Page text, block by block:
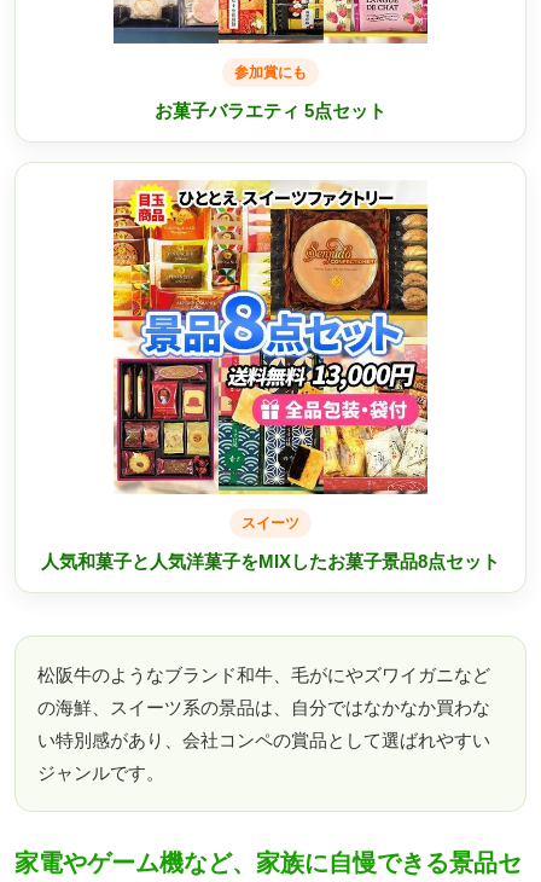
参加賞にも
お菓子バラエティ 5点セット
スイーツ
人気和菓子と人気洋菓子をMIXしたお菓子景品8点セット
松阪牛のようなブランド和牛、毛がにやズワイガニなど
の海鮮、スイーツ系の景品は、自分ではなかなか買わな
い特別感があり、会社コンペの賞品として選ばれやすい
ジャンルです。
家電やゲーム機など、家族に自慢できる景品セ